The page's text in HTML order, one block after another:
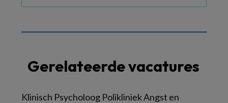
Gerelateerde vacatures
Klinisch Psycholoog Polikliniek Angst en